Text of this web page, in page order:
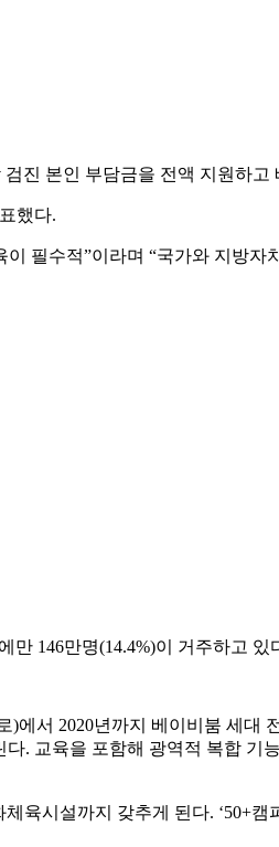
진 본인 부담금을 전액 지원하
했다.
필수적”이라며 “국가와 지방자
146만명(14.4%)이 거주하고 있
서 2020년까지 베이비붐 세대
. 교육을 포함해 광역적 복합 기
시설까지 갖추게 된다. ‘50+캠